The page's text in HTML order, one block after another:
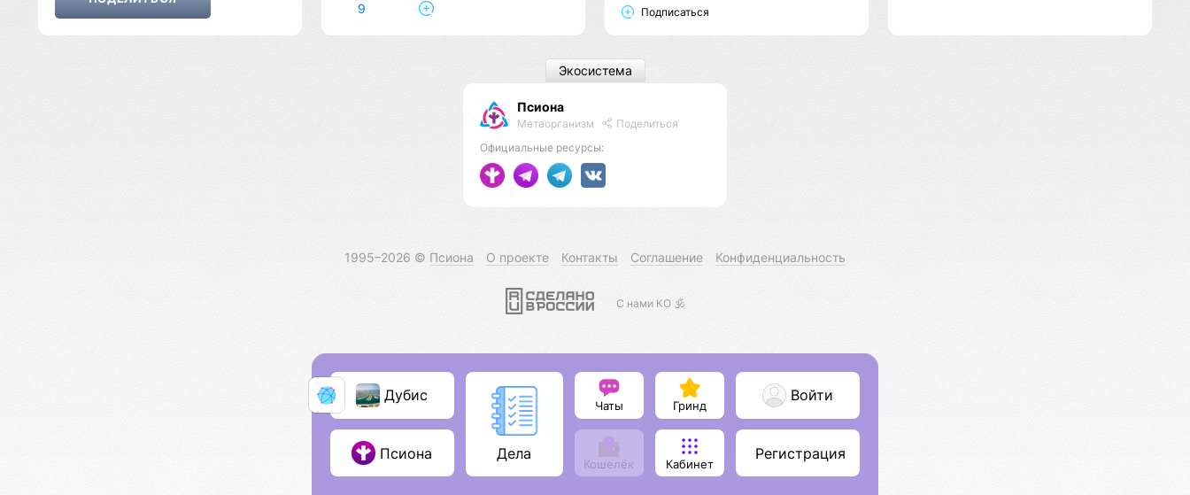
9
Подписаться
Псиона
Метаорганизм
Поделиться
Официальные ресурсы:
Экосистема
1995–2026 © Псиона О проекте Контакты Соглашение Конфиденциальность
С нами КО 🕉️
Дубис
Псиона Дела
Чаты Гринд
Кошелёк Кабинет
Войти
Регистрация